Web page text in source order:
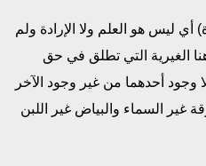
أي ليس هو العلم ولا الإرادة ولم
الغيرية التي تطلق في حق
وجود أحدهما من غير وجود الآخر
غير السماء والبياض غير اللبن